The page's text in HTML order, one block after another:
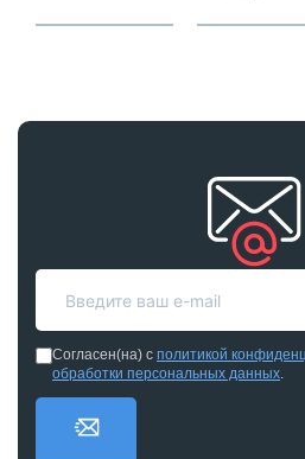
Согласен(на) с политикой
обработки персональных данных.